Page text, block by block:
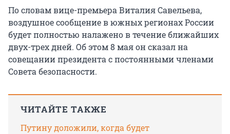
По словам вице-премьера Виталия Савельева,
воздушное сообщение в южных регионах России
будет полностью налажено в течение ближайших
двух-трех дней. Об этом 8 мая он сказал на
совещании президента с постоянными членами
Совета безопасности.
ЧИТАЙТЕ ТАКЖЕ
Путину доложили, когда будет